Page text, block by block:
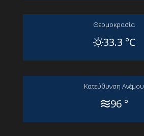
Θερμοκρασία
33.3 °C
Kατεύθυνση Aνέμου
96 °